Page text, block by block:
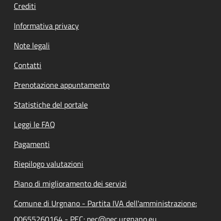
Crediti
Informativa privacy
Note legali
Contatti
Prenotazione appuntamento
Statistiche del portale
Leggi le FAQ
Pagamenti
Riepilogo valutazioni
Piano di miglioramento dei servizi
Comune di Urgnano - Partita IVA dell'amministrazione: